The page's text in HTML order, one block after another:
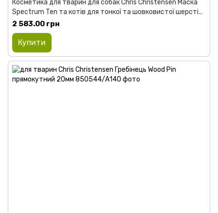
Косметика для тварин для собак Chris Christensen Маска
Spectrum Ten та котів для тонкої та шовковистої шерсті
473 мл
2 583.00 грн
Купити